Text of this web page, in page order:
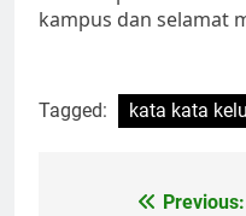
kampus dan selamat
Tagged: kata kata
Previous: